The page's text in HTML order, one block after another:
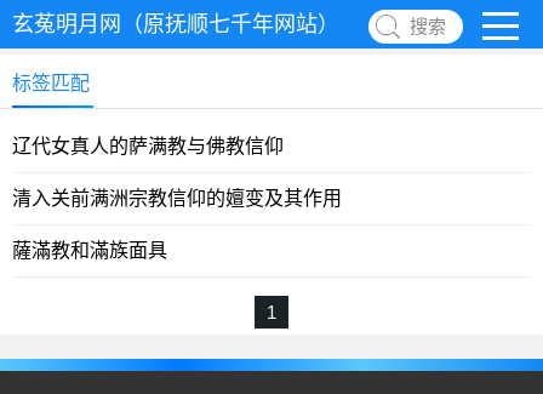
玄菟明月网（原抚顺七千年网站） 搜索
标签匹配
辽代女真人的萨满教与佛教信仰
清入关前满洲宗教信仰的嬗变及其作用
薩滿教和滿族面具
1